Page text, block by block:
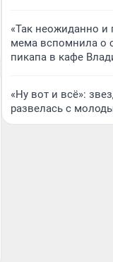
«Так неожиданно и
мема вспомнила о
пикапа в кафе
«Ну вот и всё»:
развелась с